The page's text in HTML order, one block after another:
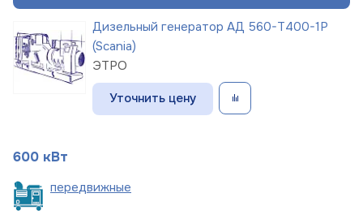
Дизельный генератор АД 560-Т400-1Р
(Scania)
ЭТРО
Уточнить цену
600 кВт
передвижные